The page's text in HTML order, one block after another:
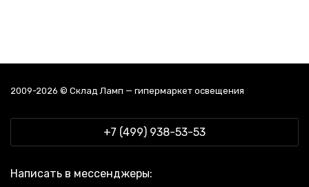
2009-2026 © Склад Ламп — гипермаркет освещения
+7 (499) 938-53-53
Написать в мессенджеры: